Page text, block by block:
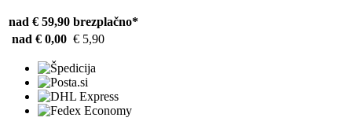
nad € 59,90 brezplačno*
nad € 0,00 € 5,90